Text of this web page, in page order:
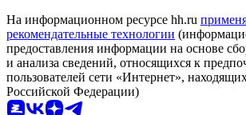
На информационном ресурсе hh.ru
рекомендательные технологии
предоставления информации на основе
и анализа сведений, относящихся к
пользователей сети «Интернет»,
Российской Федерации)